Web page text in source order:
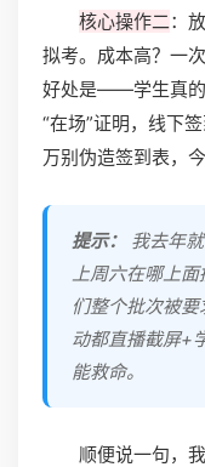
核心操作二：
拟考。成本高？一
好处是——学生真的
“在场”证明，线下
万别伪造签到表，
提示：
我去年
上周六在哪上
们整个批次被
动都直播截屏+
能救命。
顺便说一句，